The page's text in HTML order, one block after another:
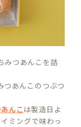
みつあんこを詰
つあんこのつぶつ
んこは製造日よ
ミングで味わっ